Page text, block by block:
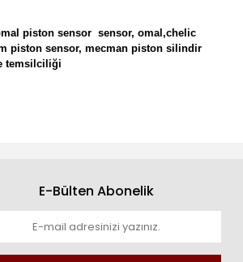
piston sensor sensor, omal,chelic
piston sensor, mecman piston silindir
temsilciliği
E-Bülten Abonelik